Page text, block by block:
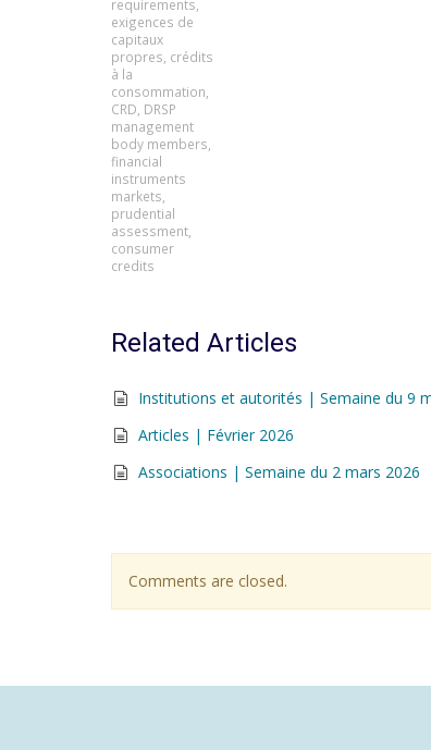
requirements
exigences de
capitaux
propres crédits
à la
consommation
CRD DRSP
management
body members
financial
instruments
markets
prudential
assessment
consumer
credits
Related Articles
Institutions et autorités | Semaine du 9
Articles | Février 2026
Associations | Semaine du 2 mars 2026
Comments are closed.